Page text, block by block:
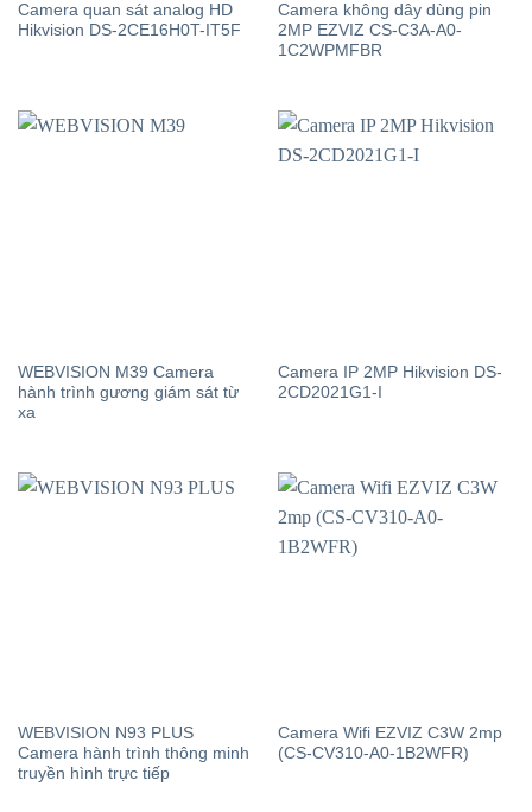
Camera quan sát analog HD
Hikvision DS-2CE16H0T-IT5F
Camera không dây dùng pin
2MP EZVIZ CS-C3A-A0-
1C2WPMFBR
WEBVISION M39 Camera
hành trình gương giám sát từ
xa
Camera IP 2MP Hikvision DS-
2CD2021G1-I
WEBVISION N93 PLUS
Camera hành trình thông minh
truyền hình trực tiếp
Camera Wifi EZVIZ C3W 2mp
(CS-CV310-A0-1B2WFR)